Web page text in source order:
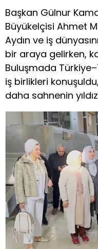
Başkan Gülnur
Büyükelçisi Ahmet
Aydın ve iş
bir araya gelirken,
Buluşmada
iş birlikleri
daha sahnenin